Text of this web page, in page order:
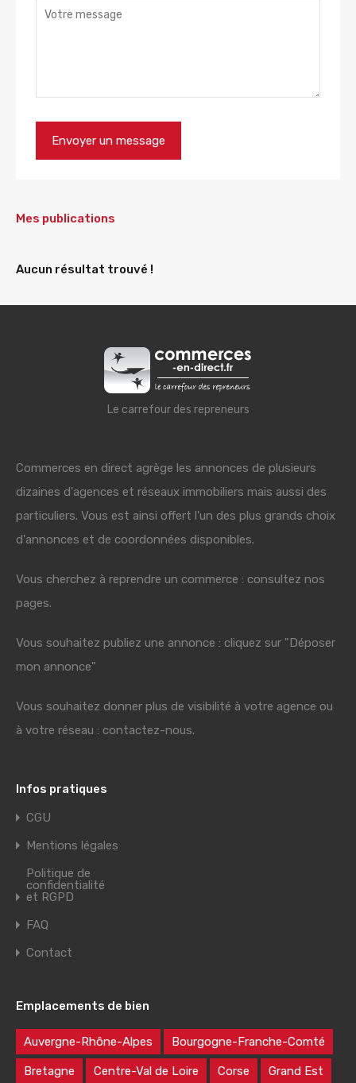
Mes publications
Aucun résultat trouvé !
Le carrefour des repreneurs
Commerces en direct agrège les annonces de plusieurs
dizaines d'agences et réseaux immobiliers mais aussi des
particuliers. Vous est ainsi offert l'un des plus grands choix
d'annonces et de coordonnées disponibles.
Vous cherchez à reprendre un commerce : consultez nos
pages.
Vous souhaitez publiez une annonce : cliquez sur "Déposer
mon annonce"
Vous souhaitez donner plus de visibilité à votre agence ou
à votre réseau : contactez-nous.
Infos pratiques
CGU
Mentions légales
Politique de
confidentialité
et RGPD
FAQ
Contact
Emplacements de bien
Auvergne-Rhône-Alpes Bourgogne-Franche-Comté
Bretagne Centre-Val de Loire Corse Grand Est